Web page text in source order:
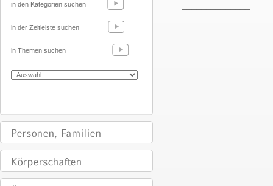
in den Kategorien suchen
in der Zeitleiste suchen
in Themen suchen